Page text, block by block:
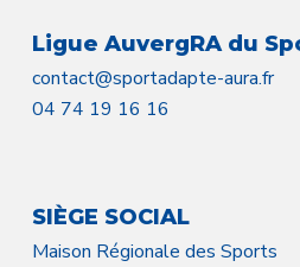
Ligue AuvergRA du
contact@sportadapte-aura.fr
04 74 19 16 16
SIÈGE SOCIAL
Maison Régionale des Sports